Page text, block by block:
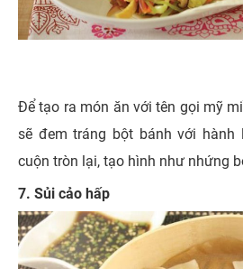
Để tạo ra món ăn với tên gọi mỹ
sẽ đem tráng bột bánh với hành
cuộn tròn lại, tạo hình như nhứng
7. Sủi cảo hấp